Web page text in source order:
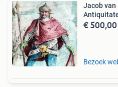
Jacob van
€ 500,00
Bezoek